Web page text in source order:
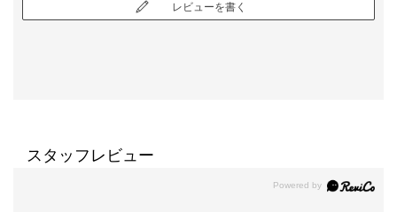
レビューを書く
スタッフレビュー